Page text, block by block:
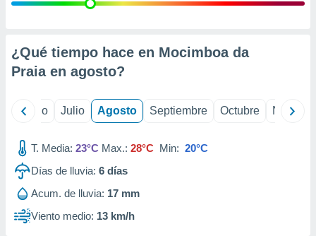
e
mediante
publicidad
de
1199
¿Qué tiempo hace en Mocimboa da
Praia en agosto?
Junio Julio Agosto Septiembre Octubre
T. Media: 23°C Max.: 28°C Min: 20°C
Días de lluvia: 6 días
Acum. de lluvia: 17 mm
Viento medio: 13 km/h